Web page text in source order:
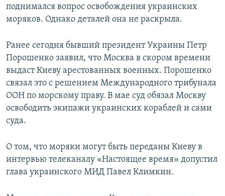
поднимался вопрос освобождения украинских
моряков. Однако деталей она не раскрыла.
Ранее сегодня бывший президент Украины Петр
Порошенко заявил, что Москва в скором времени
выдаст Киеву арестованных военных. Порошенко
связал это с решением Международного трибунала
ООН по морскому праву. В мае суд обязал Москву
освободить экипажи украинских кораблей и сами
суда.
О том, что моряки могут быть переданы Киеву в
интервью телеканалу «Настоящее время» допустил
глава украинского МИД Павел Климкин.